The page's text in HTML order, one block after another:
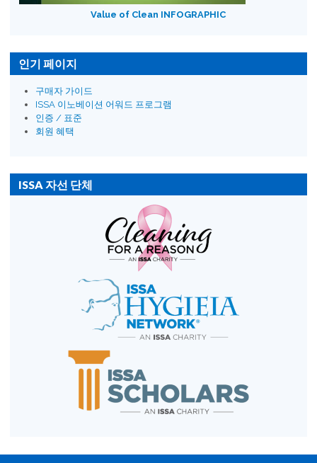
Value of Clean INFOGRAPHIC
인기 페이지
구매자 가이드
ISSA 이노베이션 어워드 프로그램
인증 / 표준
회원 혜택
ISSA 자선 단체